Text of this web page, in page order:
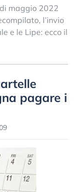
maggio 2022
l’invio
e le Lipe: ecco il
pagare i